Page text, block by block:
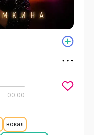
00:00
вокал